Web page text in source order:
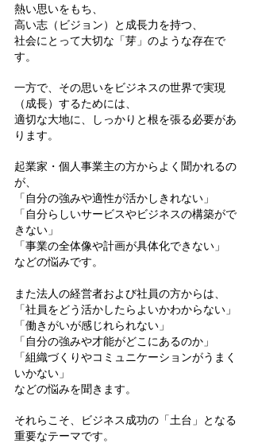
熱い思いをもち、
高い志（ビジョン）と成長力を持つ、
社会にとって大切な「芽」のような存在で
す。
一方で、その思いをビジネスの世界で実現
（成長）するためには、
適切な大地に、しっかりと根を張る必要があ
ります。
起業家・個人事業主の方からよく聞かれるの
が、
「自分の強みや適性が活かしきれない」
「自分らしいサービスやビジネスの構築がで
きない」
「事業の全体像や計画が具体化できない」
などの悩みです。
また法人の経営者および社員の方からは、
「社員をどう活かしたらよいかわからない」
「働きがいが感じれられない」
「自分の強みや才能がどこにあるのか」
「組織づくりやコミュニケーションがうまく
いかない」
などの悩みを聞きます。
それらこそ、ビジネス成功の「土台」となる
重要なテーマです。